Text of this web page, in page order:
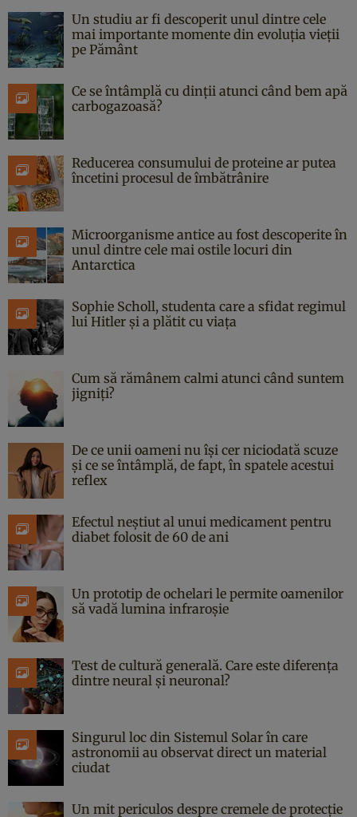
Un studiu ar fi descoperit unul dintre cele
mai importante momente din evoluția vieții
pe Pământ
Ce se întâmplă cu dinții atunci când bem apă
carbogazoasă?
Reducerea consumului de proteine ar putea
încetini procesul de îmbătrânire
Microorganisme antice au fost descoperite în
unul dintre cele mai ostile locuri din
Antarctica
Sophie Scholl, studenta care a sfidat regimul
lui Hitler și a plătit cu viața
Cum să rămânem calmi atunci când suntem
jigniți?
De ce unii oameni nu își cer niciodată scuze
și ce se întâmplă, de fapt, în spatele acestui
reflex
Efectul neștiut al unui medicament pentru
diabet folosit de 60 de ani
Un prototip de ochelari le permite oamenilor
să vadă lumina infraroșie
Test de cultură generală. Care este diferența
dintre neural și neuronal?
Singurul loc din Sistemul Solar în care
astronomii au observat direct un material
ciudat
Un mit periculos despre cremele de protecție